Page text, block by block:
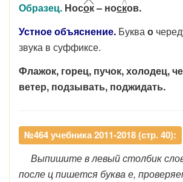
Образец. Носок– носков.
Устное объяснение. Буквао
звука в суффиксе.
Флажок, горец, пучок, холодец,
ветер, подзывать, поджидать.
№464 учебника 2011-2018 (стр. 40):
Выпишите в левый столбик
после ц пишется буква е,